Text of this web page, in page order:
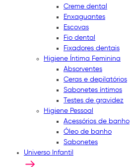
Creme dental
Enxaguantes
Escovas
Fio dental
Fixadores dentais
Higiene Íntima Feminina
Absorventes
Ceras e depilatórios
Sabonetes íntimos
Testes de gravidez
Higiene Pessoal
Acessórios de banho
Óleo de banho
Sabonetes
Universo Infantil